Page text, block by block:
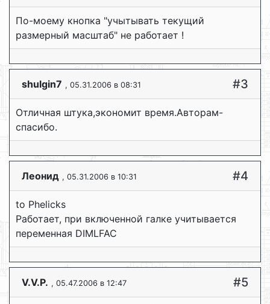
По-моему кнопка "учытывать текущий
размерный масштаб" не работает !
shulgin7 , 05.31.2006 в 08:31 #3
Отличная штука,экономит время.Авторам-
спасибо.
Леонид , 05.31.2006 в 10:31 #4
to Phelicks
Работает, при включенной галке учитывается
переменная DIMLFAC
V.V.P. , 05.47.2006 в 12:47 #5